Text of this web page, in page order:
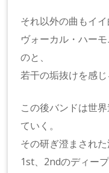
それ以外の曲もイイ
ヴォーカル・ハー
のと、
若干の垢抜けを感
この後バンドは世
ていく。
その研ぎ澄まされ
1st、2ndのディー